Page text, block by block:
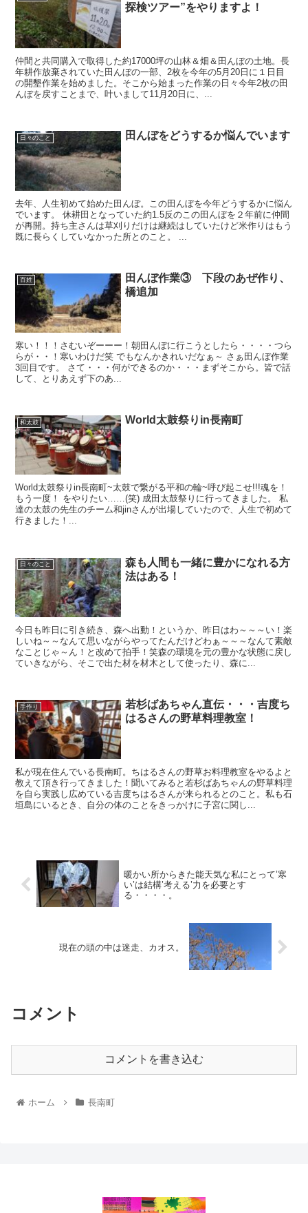
探検ツアー”をやりますよ！
仲間と共同購入で取得した約17000坪の山林＆畑＆田んぼの土地。長
年耕作放棄されていた田んぼの一部、2枚を今年の5月20日に１日目
の開墾作業を始めました。そこから始まった作業の日々今年2枚の田
んぼを戻すことまで、叶いまして11月20日に、...
日々のこと 田んぼをどうするか悩んでいます
去年、人生初めて始めた田んぼ。この田んぼを今年どうするかに悩ん
でいます。 休耕田となっていた約1.5反のこの田んぼを２年前に仲間
が再開。持ち主さんは草刈りだけは継続はしていたけど米作りはもう
既に長らくしていなかった所とのこと。 ...
百姓
田んぼ作業③ 下段のあぜ作り、
橋追加
寒い！！！さむいぞーーー！朝田んぼに行こうとしたら・・・・つら
らが・・！寒いわけだ笑 でもなんかきれいだなぁ～ さぁ田んぼ作業
3回目です。 さて・・・何ができるのか・・・まずそこから。皆で話
して、とりあえず下のあ...
和太鼓 World太鼓祭りin長南町
World太鼓祭りin長南町~太鼓で繋がる平和の輪~呼び起こせ!!!魂を！
もう一度！ をやりたい……(笑) 成田太鼓祭りに行ってきました。 私
達の太鼓の先生のチーム和jinさんが出場していたので、人生で初めて
行きました！...
日々のこと
森も人間も一緒に豊かになれる方
法はある！
今日も昨日に引き続き、森へ出動！というか、昨日はわ～～～い！楽
しいね～～なんて思いながらやってたんだけどわぁ～～～なんて素敵
なことじゃ～ん！と改めて拍手！笑森の環境を元の豊かな状態に戻し
ていきながら、そこで出た材を材木として使ったり、森に...
手作り
若杉ばあちゃん直伝・・・吉度ち
はるさんの野草料理教室！
私が現在住んでいる長南町。ちはるさんの野草お料理教室をやるよと
教えて頂き行ってきました！聞いてみると若杉ばあちゃんの野草料理
を自ら実践し広めている吉度ちはるさんが来られるとのこと。私も石
垣島にいるとき、自分の体のことをきっかけに子宮に関し...
暖かい所からきた能天気な私にとって’寒
い’は結構’考える’力を必要とす
る・・・・。
現在の頭の中は迷走、カオス。
コメント
コメントを書き込む
ホーム 長南町